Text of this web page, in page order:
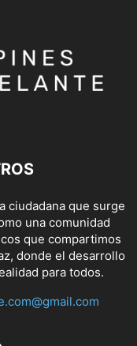
ciudadana que surge
una comunidad
que compartimos
donde el desarrollo
para todos.